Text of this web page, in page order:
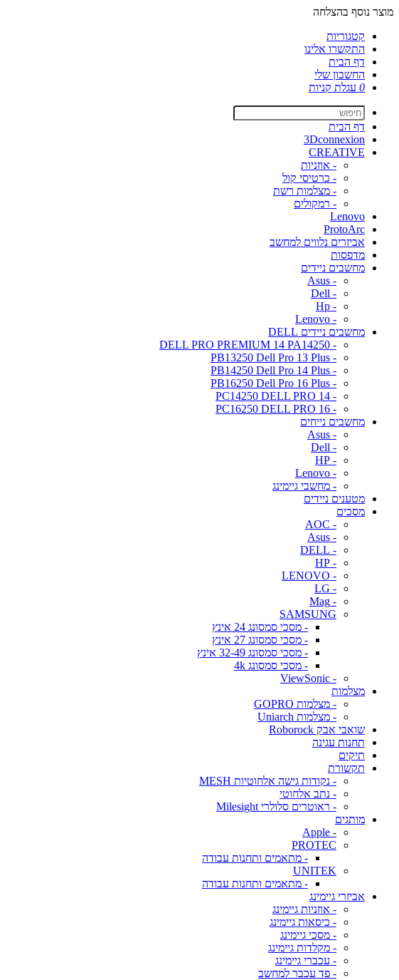
מוצר נוסף בהצלחה
קטגוריות
התקשרו אלינו
דף הבית
החשבון שלי
0 עגלת קניות
דף הבית
3Dconnexion
CREATIVE
- אוזניות
- כרטיסי קול
- מצלמות רשת
- רמקולים
Lenovo
ProtoArc
אביזרים נלווים למחשב
מדפסות
מחשבים ניידים
- Asus
- Dell
- Hp
- Lenovo
מחשבים ניידים DELL
- DELL PRO PREMIUM 14 PA14250
- PB13250 Dell Pro 13 Plus
- PB14250 Dell Pro 14 Plus
- PB16250 Dell Pro 16 Plus
- PC14250 DELL PRO 14
- PC16250 DELL PRO 16
מחשבים נייחים
- Asus
- Dell
- HP
- Lenovo
- מחשבי גיימינג
מטענים ניידים
מסכים
- AOC
- Asus
- DELL
- HP
- LENOVO
- LG
- Mag
SAMSUNG
- מסכי סמסונג 24 אינץ
- מסכי סמסונג 27 אינץ
- מסכי סמסונג 32-49 אינץ
- מסכי סמסונג 4k
- ViewSonic
מצלמות
- מצלמות GOPRO
- מצלמות Uniarch
שואבי אבק Roborock
תחנות עגינה
תיקים
תקשורת
- נקודות גישה אלחוטיות MESH
- נתב אלחוטי
- ראוטרים סלולרי Milesight
מותגים
- Apple
PROTEC
- מתאמים ותחנות עבודה
UNITEK
- מתאמים ותחנות עבודה
אביזרי גיימינג
- אוזניות גיימינג
- כיסאות גיימינג
- מסכי גיימינג
- מקלדות גיימינג
- עכברי גיימינג
- פד עכבר למחשב